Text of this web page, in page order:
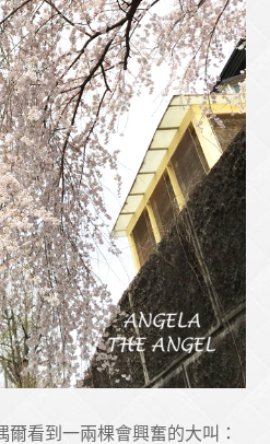
看到一兩棵會興奮的大叫：